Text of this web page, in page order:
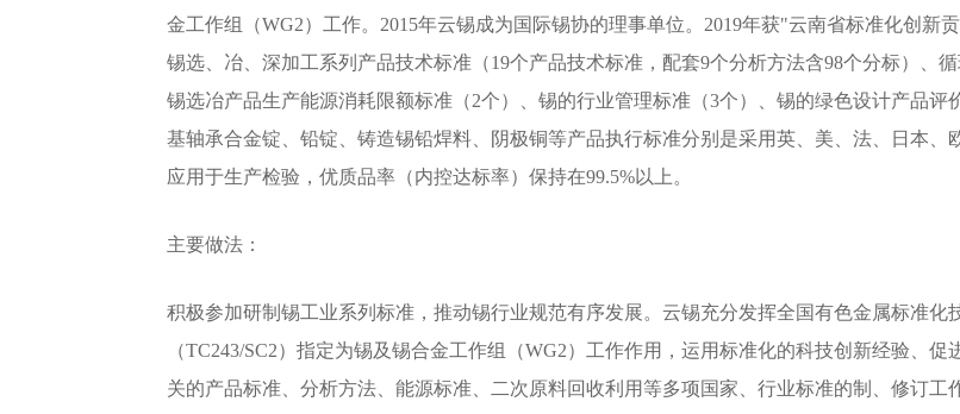
金工作组（WG2）工作。2015年云锡成为国际锡协的理事单位。2019年获"云南省标准化创新
锡选、冶、深加工系列产品技术标准（19个产品技术标准，配套9个分析方法含98个分标）、
锡选冶产品生产能源消耗限额标准（2个）、锡的行业管理标准（3个）、锡的绿色设计产品
基轴承合金锭、铅锭、铸造锡铅焊料、阴极铜等产品执行标准分别是采用英、美、法、日本
应用于生产检验，优质品率（内控达标率）保持在99.5%以上。
主要做法：
积极参加研制锡工业系列标准，推动锡行业规范有序发展。云锡充分发挥全国有色金属标准化
（TC243/SC2）指定为锡及锡合金工作组（WG2）工作作用，运用标准化的科技创新经验、
关的产品标准、分析方法、能源标准、二次原料回收利用等多项国家、行业标准的制、修订